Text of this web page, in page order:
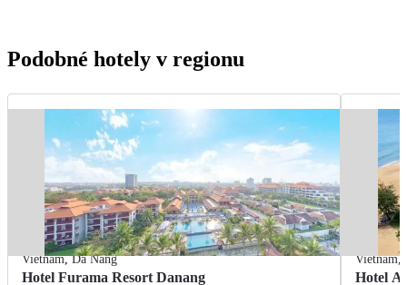
Podobné hotely v regionu
Vietnam,Da Nang
Hotel Furama Resort Danang
Vietnam,
Hotel